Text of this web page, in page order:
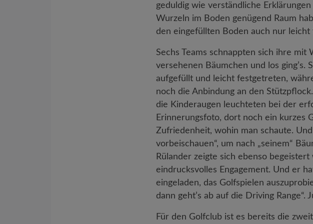
geduldig wie verständliche
Wurzeln im Boden genügend Raum
den eingefüllten Boden auch nur leicht
Sechs Teams schnappten sich ihre
versehenen Bäumchen und los
aufgefüllt und leicht festgetreten,
noch die Anbindung an den
die Kinderaugen leuchteten bei der
Erinnerungsfoto, dort noch ein kurzes
Zufriedenheit, wohin man schaute.
vorbeischauen“, um nach „seinem“
Rülander zeigte sich ebenso
eindrucksvolles Engagement. Und er
eingeladen, das Golfspielen
dann geht’s ab auf die Driving Range“.
Für den Golfclub ist es bereits die